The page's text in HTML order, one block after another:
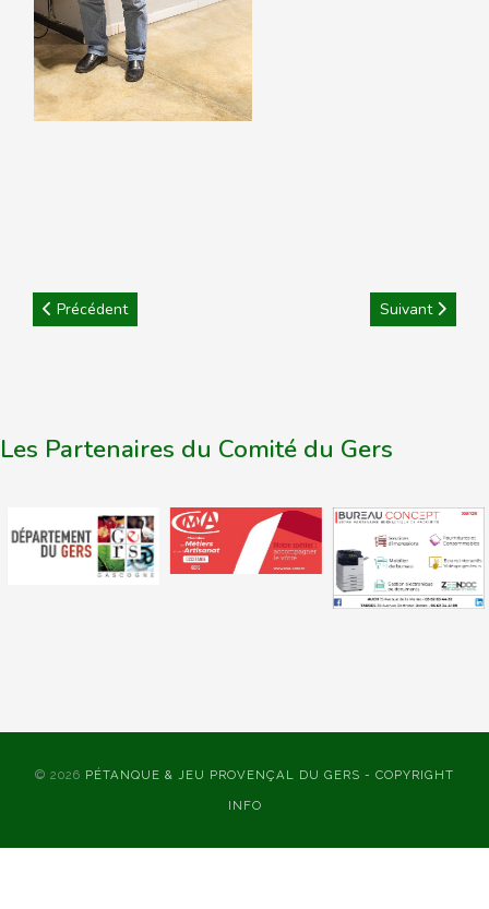
Article précédent : Formation ARBITRE DEPARTEMENTAL
Précédent Article suivant
Suivant
Les Partenaires du Comité du Gers
© 2026 PÉTANQUE & JEU PROVENÇAL DU GERS - COPYRIGHT
INFO